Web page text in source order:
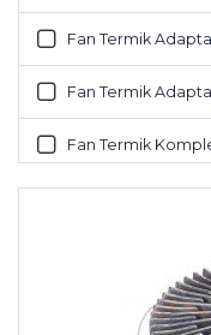
Fan Termik
Fan Termik
Fan Termik